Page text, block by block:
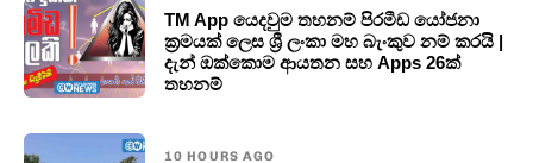
TM App යෙදවුම තහනම් පිරමීඩ යෝජනා
ක්‍රමයක් ලෙස ශ්‍රී ලංකා මහ බැංකුව නම් කරයි |
දැන් ඔක්කොම ආයතන සහ Apps 26ක්
තහනම්
10 HOURS AGO